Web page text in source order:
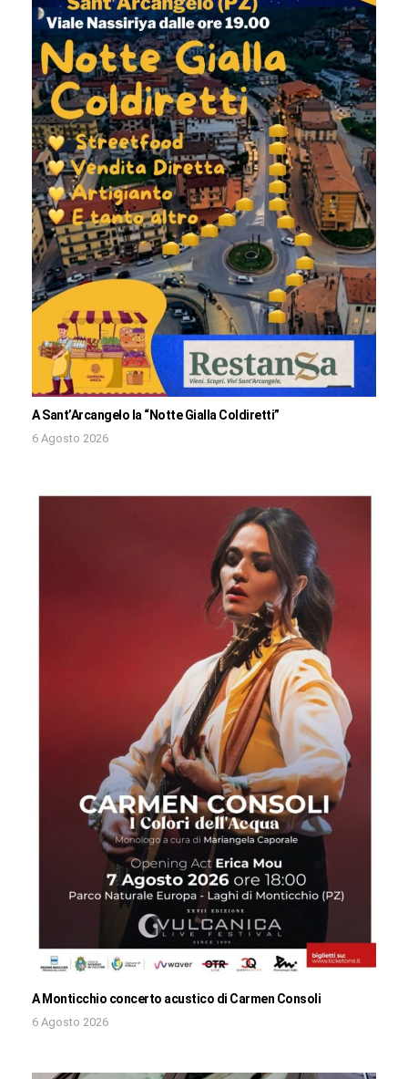
A Sant’Arcangelo la “Notte Gialla Coldiretti”
6 Agosto 2026
A Monticchio concerto acustico di Carmen Consoli
6 Agosto 2026